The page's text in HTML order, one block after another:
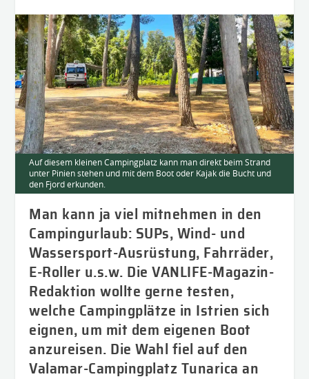
Auf diesem kleinen Campingplatz kann man direkt beim Strand
unter Pinien stehen und mit dem Boot oder Kajak die Bucht und
den Fjord erkunden.
Man kann ja viel mitnehmen in den
Campingurlaub: SUPs, Wind- und
Wassersport-Ausrüstung, Fahrräder,
E-Roller u.s.w. Die VANLIFE-Magazin-
Redaktion wollte gerne testen,
welche Campingplätze in Istrien sich
eignen, um mit dem eigenen Boot
anzureisen. Die Wahl fiel auf den
Valamar-Campingplatz Tunarica an